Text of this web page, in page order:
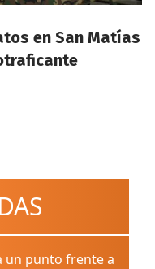
en San Matías
un punto frente a